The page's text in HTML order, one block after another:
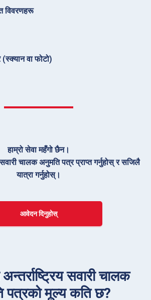
विवरणहरू
(स्क्यान वा फोटो)
हाम्रो सेवा महँगो छैन।
चालक अनुमति पत्र प्राप्त गर्नुहोस् र सजिलै
यात्रा गर्नुहोस्।
आवेदन दिनुहोस्
सवारी चालक
पत्रको मूल्य कति छ?